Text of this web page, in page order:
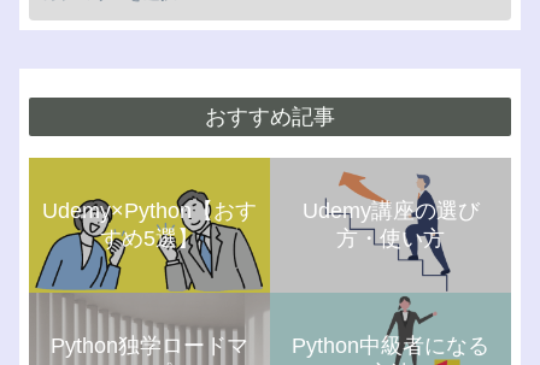
おすすめ記事
Udemy×Python【おす
すめ5選】
Udemy講座の選び
方・使い方
Python独学ロードマ
Python中級者になる